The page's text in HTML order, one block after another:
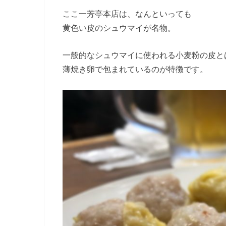
ここ一芳亭本店は、なんといっても
黄色い皮のシュウマイが名物。
一般的なシュウマイに使われる小麦粉の皮と
薄焼き卵で包まれているのが特徴です。